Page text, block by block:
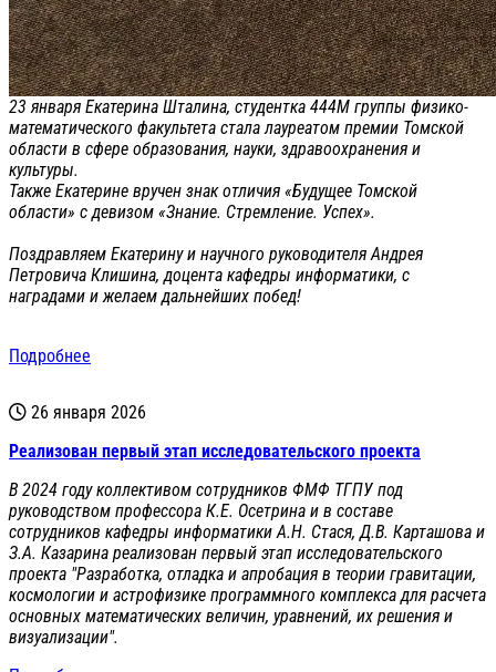
23 января Екатерина Шталина, студентка 444М группы физико-
математического факультета стала лауреатом премии Томской
области в сфере образования, науки, здравоохранения и
культуры.
Также Екатерине вручен знак отличия «Будущее Томской
области» с девизом «Знание. Стремление. Успех».
Поздравляем Екатерину и научного руководителя Андрея
Петровича Клишина, доцента кафедры информатики, с
наградами и желаем дальнейших побед!
Подробнее
26 января 2026
Реализован первый этап исследовательского проекта
В 2024 году коллективом сотрудников ФМФ ТГПУ под
руководством профессора К.Е. Осетрина и в составе
сотрудников кафедры информатики А.Н. Стася, Д.В. Карташова и
З.А. Казарина реализован первый этап исследовательского
проекта "Разработка, отладка и апробация в теории гравитации,
космологии и астрофизике программного комплекса для расчета
основных математических величин, уравнений, их решения и
визуализации".